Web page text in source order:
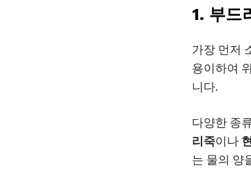
1. 부드
가장 먼저
용이하여
니다.
다양한 종
리죽이나
는 물의 양